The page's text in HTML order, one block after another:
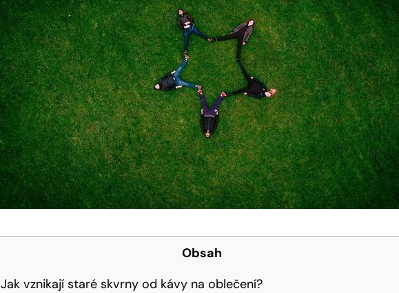
Obsah
Jak vznikají staré skvrny od kávy na oblečení?